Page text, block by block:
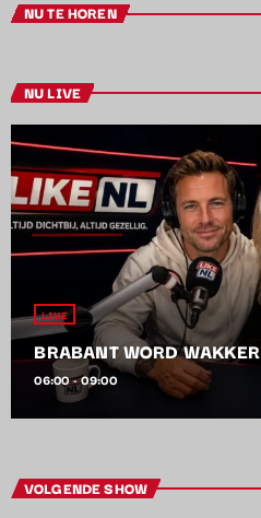
NU TE HOREN
NU LIVE
LIVE
BRABANT WORD WAKKER
06:00 - 09:00
VOLGENDE SHOW